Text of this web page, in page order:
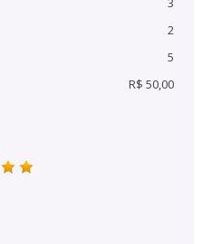
2
5
R$ 50,00